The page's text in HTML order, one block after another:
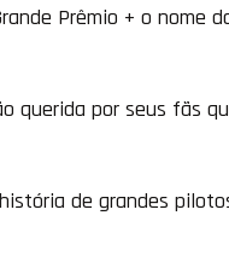
Prêmio + o nome
querida por seus fãs
de grandes